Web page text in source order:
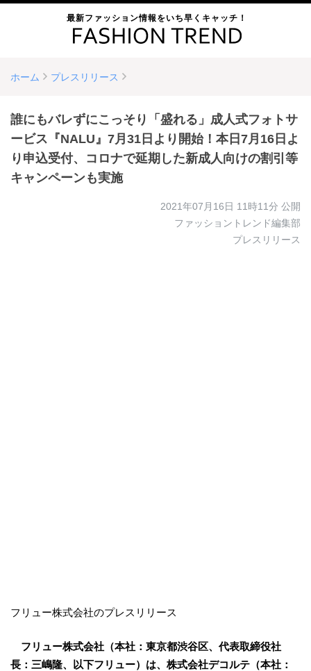
最新ファッション情報をいち早くキャッチ！
ホーム プレスリリース
誰にもバレずにこっそり「盛れる」成人式フォトサ
ービス『NALU』7月31日より開始！本日7月16日よ
り申込受付、コロナで延期した新成人向けの割引等
キャンペーンも実施
2021年07月16日 11時11分 公開
ファッショントレンド編集部
プレスリリース
フリュー株式会社のプレスリリース
フリュー株式会社（本社：東京都渋谷区、代表取締役社
長：三嶋隆、以下フリュー）は、株式会社デコルテ（本社：